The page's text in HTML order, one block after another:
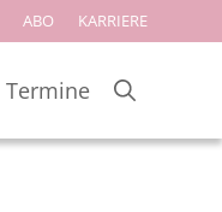
ABO KARRIERE
Termine